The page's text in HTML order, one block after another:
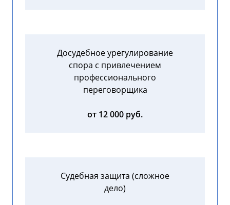
Досудебное урегулирование
спора с привлечением
профессионального
переговорщика
от 12 000 руб.
Судебная защита (сложное
дело)